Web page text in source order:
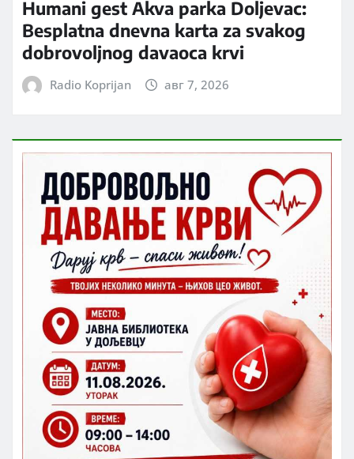
Humani gest Akva parka Doljevac:
Besplatna dnevna karta za svakog
dobrovoljnog davaoca krvi
Radio Koprijan авг 7, 2026